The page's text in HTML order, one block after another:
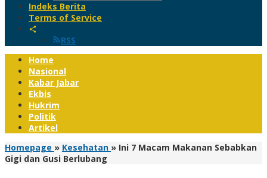
Indeks Berita
Terms of Service
RSS
Home
Nasional
Kabar Jabar
Ekbis
Hukrim
Politik
Artikel
Homepage » Kesehatan » Ini 7 Macam Makanan Sebabkan
Gigi dan Gusi Berlubang